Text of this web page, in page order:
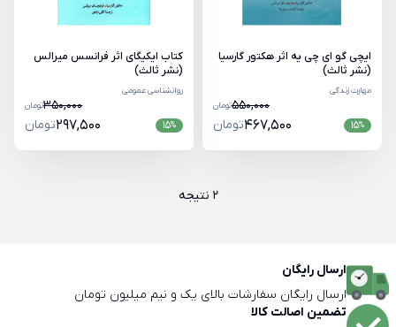
ایچی گو ای چی یه اثر هکتور گارسیا
(نشر ثالث)
مهارت زندگی
تومان550,000
%
15 تومان467,500
کتاب ایکیگای اثر فرانسس میرالس
(نشر ثالث)
روانشناسی عمومی
تومان350,000
%
15 تومان297,500
2 نتیجه
ارسال رایگان
ارسال رایگان سفارشات بالای یک و نیم میلیون تومان
تضمین اصالت کالا